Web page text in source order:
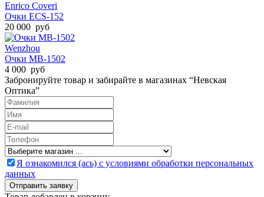
Enrico Coveri
Очки ECS-152
20 000 руб
Wenzhou
Очки MB-1502
4 000 руб
Забронируйте товар и забирайте в магазинах “Невская
Оптика”
Я ознакомился (ась) с условиями обработки персональных
данных